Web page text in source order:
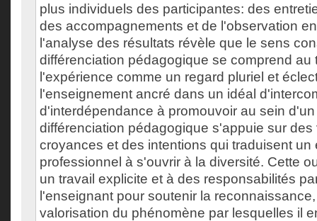
plus individuels des participantes: des
des accompagnements et de l'observation
l'analyse des résultats révèle que le sens
différenciation pédagogique se comprend au
l'expérience comme un regard pluriel et
l'enseignement ancré dans un idéal
d'interdépendance à promouvoir au sein
différenciation pédagogique s'appuie sur des
croyances et des intentions qui traduisent un
professionnel à s'ouvrir à la diversité. Cette
un travail explicite et à des responsabilités
l'enseignant pour soutenir la
valorisation du phénomène par lesquelles il